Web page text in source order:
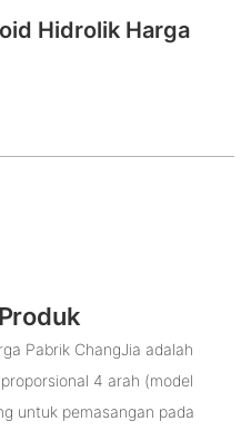
Hidrolik Harga
Pabrik ChangJia adalah
4 arah (model
untuk pemasangan pada